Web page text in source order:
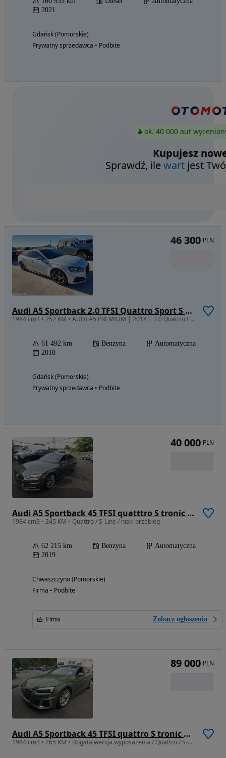
2021
Gdańsk (Pomorskie)
Prywatny sprzedawca • Podbite
ok. 40 000 aut
Kupujesz
Sprawdź, ilewart jest
Audi A5 Sportback 2.0 TFSI Quattro Sport S tronic
1984 cm3 • 252 KM • AUDI A5 PREMIUM | 2018 | 2.0 Quattro I Premium Plus I S-Line
61 492 km Benzyna
Automatyczna
2018
Gdańsk (Pomorskie)
Prywatny sprzedawca • Podbite
46 300 PLN
Audi A5 Sportback 45 TFSI quatttro S tronic S line
1984 cm3 • 245 KM • Quattro / S-Line / niski przebieg
62 215 km Benzyna
Automatyczna
2019
Chwaszczyno (Pomorskie)
Firma • Podbite
Firma Zobacz ogłoszenia
40 000 PLN
Audi A5 Sportback 45 TFSI quattro S tronic S line
1984 cm3 • 265 KM • Bogata wersja wyposażenia / Quattro / S-Line
89 000 PLN